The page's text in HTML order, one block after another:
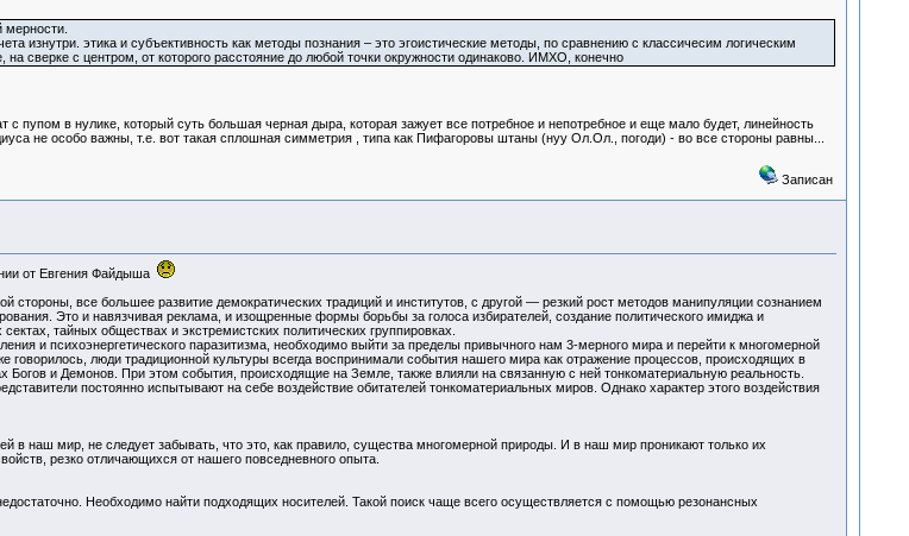
мерности.
изнутри. этика и субъективность как методы познания – это эгоистические методы, по сравнению с классичесим логическим
сверке с центром, от которого расстояние до любой точки окружности одинаково. ИМХО, конечно
с пупом в нулике, который суть большая черная дыра, которая зажует все потребное и непотребное и еще мало будет, линейность
не особо важны, т.е. вот такая сплошная симметрия , типа как Пифагоровы штаны (нуу Ол.Ол., погоди) - во все стороны равны...
Записан
от Евгения Файдыша
стороны, все большее развитие демократических традиций и институтов, с другой — резкий рост методов манипуляции сознанием
Это и навязчивая реклама, и изощренные формы борьбы за голоса избирателей, создание политического имиджа и
тайных обществах и экстремистских политических группировках.
и психоэнергетического паразитизма, необходимо выйти за пределы привычного нам 3-мерного мира и перейти к многомерной
говорилось, люди традиционной культуры всегда воспринимали события нашего мира как отражение процессов, происходящих в
и Демонов. При этом события, происходящие на Земле, также влияли на связанную с ней тонкоматериальную реальность.
постоянно испытывают на себе воздействие обитателей тонкоматериальных миров. Однако характер этого воздействия
в наш мир, не следует забывать, что это, как правило, существа многомерной природы. И в наш мир проникают только их
резко отличающихся от нашего повседневного опыта.
Необходимо найти подходящих носителей. Такой поиск чаще всего осуществляется с помощью резонансных